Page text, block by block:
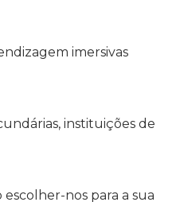
imersivas
instituições de
nos para a sua